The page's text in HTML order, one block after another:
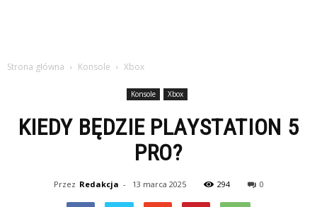
Strona główna Konsole Xbox
Konsole Xbox
KIEDY BĘDZIE PLAYSTATION 5
PRO?
Przez Redakcja - 13 marca 2025 294 0